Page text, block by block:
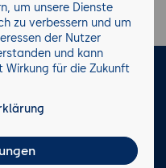
Facebook
um unsere Dienste
zu verbessern und um
der Nutzer
und kann
Wirkung für die Zukunft